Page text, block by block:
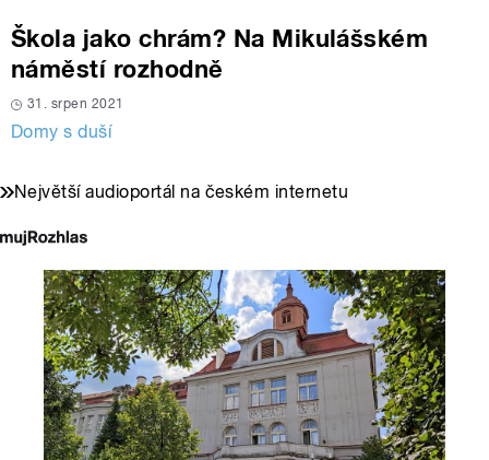
Škola jako chrám? Na Mikulášském
náměstí rozhodně
31. srpen 2021
Domy s duší
Největší audioportál na českém internetu